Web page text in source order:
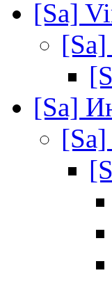
[Sa]
[Sa]